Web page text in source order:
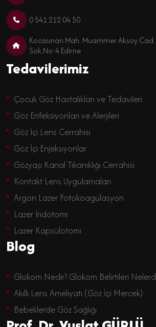
0 541 212 04 50
Kocasinan Mah. Muammer Aksoy
Sok.No:4 Edirne
Tedavilerimiz
Çocuk Göz Hastalıkları ve Tedavileri
Göz Enfeksiyonları ve Alerjileri
Göz İçi Lens Cerrahisi
Göz İçi Enjeksiyonlar
Gözyaşı Kanal Tıkanıklığı Cerrahisi
Kontakt Lens Uygulamaları
Argon Lazer Fotokoagülasyon
Lazer İridotomi
Lazer Kapsülotomi
Blog
Glokom Nedir? Glokom Belirtileri
Akıllı Lens Ameliyatı (Göz İçi Mercek)
Bebeklerde Göz Sağlığı